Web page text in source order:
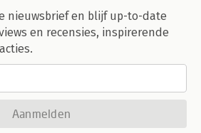
nieuwsbrief en blijf up-to-date
en recensies, inspirerende
Aanmelden